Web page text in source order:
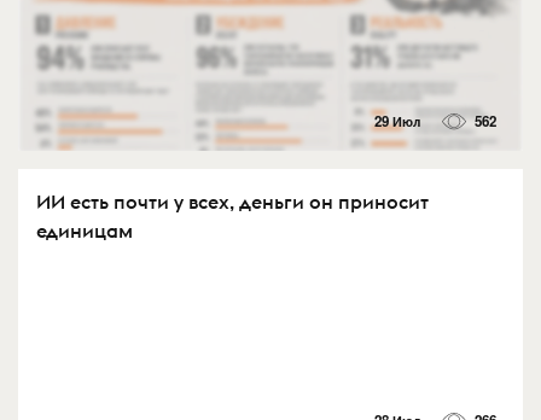
29 Июл 562
ИИ есть почти у всех, деньги он приносит
единицам